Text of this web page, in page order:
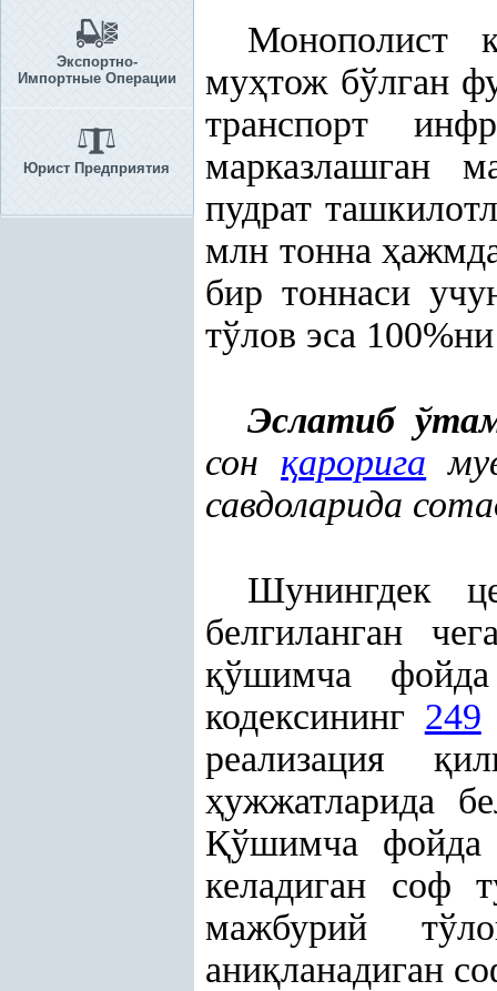
Экспортно-
Импортные Операции
Юрист Предприятия
Монополист
муҳтож бўлган
транспорт
марказлашган
пудрат
млн тоннаҳ
бир тоннаси
тўлов эса
Эслатиб
сон қарорига
савдоларида
Шунингдек
белгиланган
қўшимча
кодексининг 249
реализация қ
ҳужжатларида
Қўшимча
келадиган соф
мажбурий
аниқланадиган